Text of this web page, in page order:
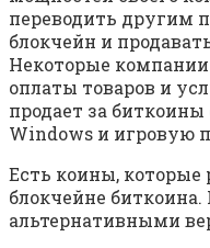
переводить другим
блокчейн и
Некоторые
оплаты товаров и
продает за
Windows и игровую
Есть коины, которые
блокчейне
альтернативными